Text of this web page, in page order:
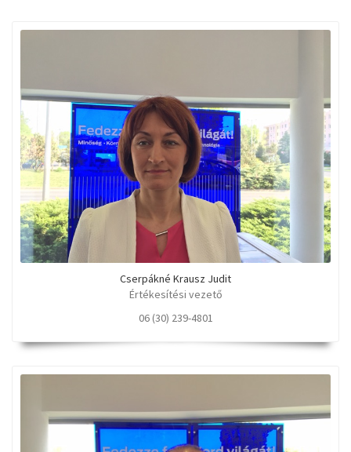
Cserpákné Krausz Judit
Értékesítési vezető
06 (30) 239-4801